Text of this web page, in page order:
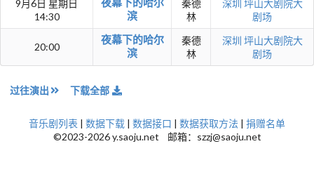
9月6日 星期日
14:30
滨
秦德
林
深圳 坪山大剧院大
剧场
20:00
夜幕下的哈尔
滨
秦德
林
深圳 坪山大剧院大
剧场
过往演出 下载全部
音乐剧列表 | 数据下载 | 数据接口 | 数据获取方法 | 捐赠名单
©2023-2026 y.saoju.net 邮箱：szzj@saoju.net